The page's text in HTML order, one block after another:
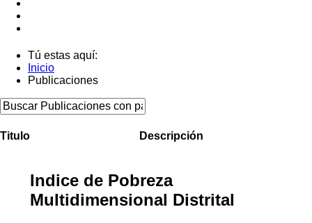
Tú estas aquí:
Inicio
Publicaciones
Titulo Descripción
Indice de Pobreza
Multidimensional Distrital